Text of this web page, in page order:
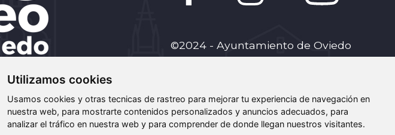
Utilizamos cookies
Usamos cookies y otras tecnicas de rastreo para mejorar tu experiencia de navegación en
nuestra web, para mostrarte contenidos personalizados y anuncios adecuados, para
analizar el tráfico en nuestra web y para comprender de donde llegan nuestros visitantes.
©2024 - Ayuntamiento de Oviedo
Fotografía Home: Álvaro Amieva